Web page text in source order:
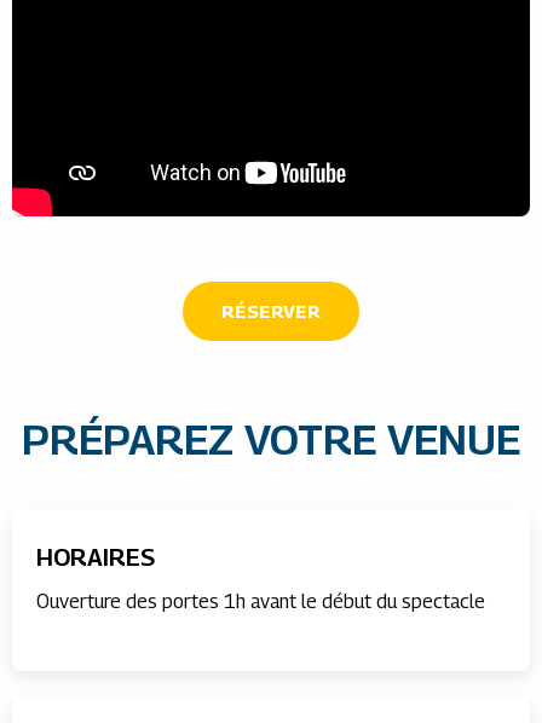
RÉSERVER
PRÉPAREZ VOTRE VENUE
HORAIRES
Ouverture des portes 1h avant le début du spectacle